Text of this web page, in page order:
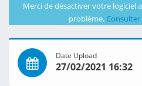
Merci de désactiver votre logiciel
problème.
Date Upload
27/02/2021 16:32